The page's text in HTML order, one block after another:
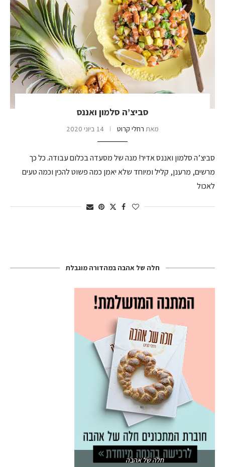
סביצ’ה סלמון ואננס
מאת רחלי קרוט 14 ביוני 2020
סביצ’ה סלמון ואננס אדיר! מנה של מסעדה בכלום עבודה. כל כך
מרשים, מרענן, קליל ומיוחד שלא יאמן כמה פשוט להכין וכמה טעים
לאכול
חלה של אהבה במהדורה מוגבלת
חלה של אהבה